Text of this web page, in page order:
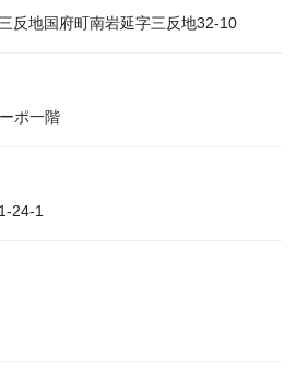
反地国府町南岩延字三反地32-10
ポ一階
24-1